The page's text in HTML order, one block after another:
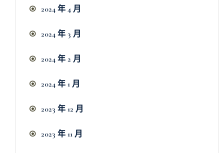
2024 年 4 月
2024 年 3 月
2024 年 2 月
2024 年 1 月
2023 年 12 月
2023 年 11 月